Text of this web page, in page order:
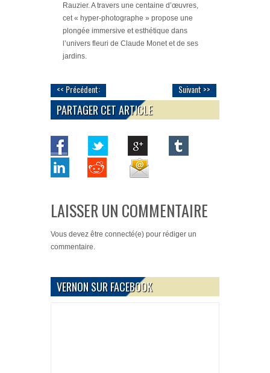
Rauzier. A travers une centaine d’œuvres,
cet « hyper-photographe » propose une
plongée immersive et esthétique dans
l’univers fleuri de Claude Monet et de ses
jardins.
<< Précédent: Suivant >>
PARTAGER CET ARTICLE
LAISSER UN COMMENTAIRE
Vous devez être connecté(e) pour rédiger un
commentaire.
VERNON SUR FACEBOOK